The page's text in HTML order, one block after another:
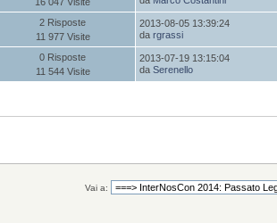
2 Risposte
11 977 Visite
2013-08-05 13:39:24
dargrassi
0 Risposte
11 544 Visite
2013-07-19 13:15:04
daSerenello
Vai a: